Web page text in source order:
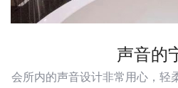
声音的
会所内的声音设计非常用心，轻